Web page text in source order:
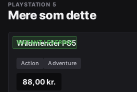
PLAYSTATION 5
Mere som dette
INSTANT LEVERING
Wildmender PS5
Action Adventure
88,00 kr.